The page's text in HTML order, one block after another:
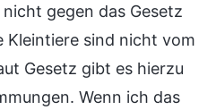
gegen das Gesetz
Kleintiere sind nicht vom
Gesetz gibt es hierzu
Wenn ich das